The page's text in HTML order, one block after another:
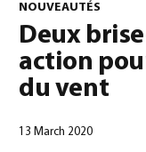
Français (
NOUVEAUTÉS
Deux
action
du vent
13 March 2020